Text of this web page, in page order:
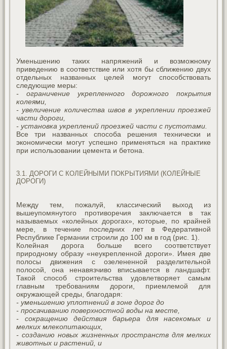
Уменьшению таких напряжений и возможному
приведению в соответствие или хотя бы сближению двух
отдельных названных целей могут способствовать
следующие меры:
- ограничение укрепленного дорожного покрытия
колеями,
- увеличение количества швов в укреплении проезжей
части дороги,
- установка укреплений проезжей части с пустотами.
Все три названных способа решения технически и
экономически могут успешно применяться на практике
при использовании цемента и бетона.
3.1. ДОРОГИ С КОЛЕЙНЫМИ ПОКРЫТИЯМИ (КОЛЕЙНЫЕ
ДОРОГИ)
Между тем, пожалуй, классический выход из
вышеупомянутого противоречия заключается в так
называемых «колейных дорогах», которые, по крайней
мере, в течение последних лет в Федеративной
Республике Германии строили до 100 км в год (рис. 1).
Колейная дорога больше всего соответствует
природному образу «неукрепленной дороги». Имея две
полосы движения с озелененной разделительной
полосой, она ненавязчиво вписывается в ландшафт.
Такой способ строительства удовлетворяет самым
главным требованиям дороги, приемлемой для
окружающей среды, благодаря:
- уменьшению уплотнений в зоне дорог до
- просачиванию поверхностной воды на месте,
- сокращению действия барьера для насекомых и
мелких млекопитающих,
- созданию новых жизненных пространств для мелких
животных и растений, и